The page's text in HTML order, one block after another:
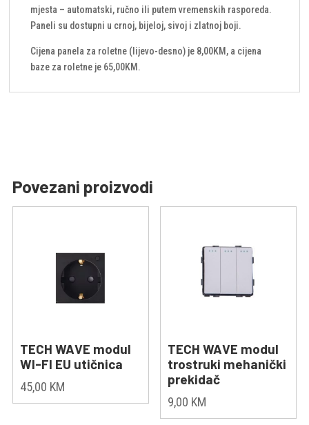
mjesta – automatski, ručno ili putem vremenskih rasporeda.
Paneli su dostupni u crnoj, bijeloj, sivoj i zlatnoj boji.
Cijena panela za roletne (lijevo-desno) je 8,00KM, a cijena
baze za roletne je 65,00KM.
Povezani proizvodi
TECH WAVE modul
WI-FI EU utičnica
45,00 KM
TECH WAVE modul
trostruki mehanički
prekidač
9,00 KM